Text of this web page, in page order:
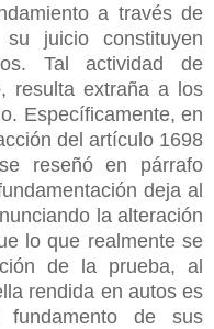
a través de
juicio constituyen
Tal actividad de
resulta extraña a los
Específicamente, en
del artículo 1698
reseñó en párrafo
deja al
la alteración
lo que realmente se
de la prueba, al
rendida en autos es
fundamento de sus